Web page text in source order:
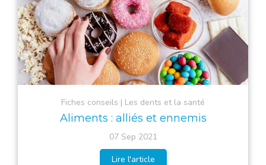
Fiches conseils Les dents et la santé
Aliments : alliés et ennemis
07 Sep 2021
Lire l'article